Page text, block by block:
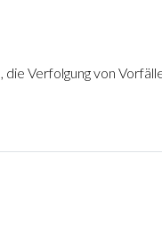
Verfolgung von